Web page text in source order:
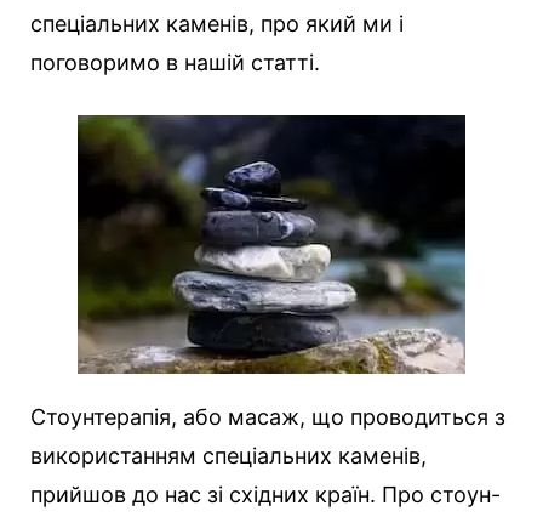
спеціальних каменів, про який ми і
поговоримо в нашій статті.
Стоунтерапія, або масаж, що проводиться з
використанням спеціальних каменів,
прийшов до нас зі східних країн. Про стоун-